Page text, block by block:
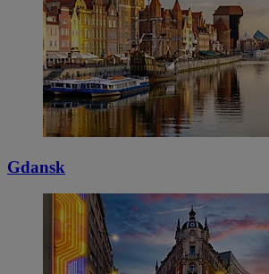
Gdansk